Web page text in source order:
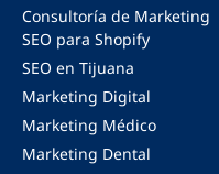
Consultoría de Marketing
SEO para Shopify
SEO en Tijuana
Marketing Digital
Marketing Médico
Marketing Dental